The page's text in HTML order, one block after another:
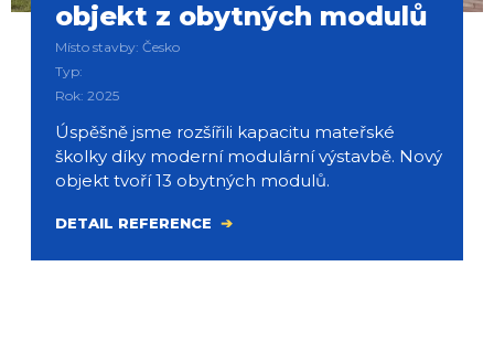
objekt z obytných modulů
Místo stavby: Česko
Typ:
Rok: 2025
Úspěšně jsme rozšířili kapacitu mateřské
školky díky moderní modulární výstavbě. Nový
objekt tvoří 13 obytných modulů.
DETAIL REFERENCE